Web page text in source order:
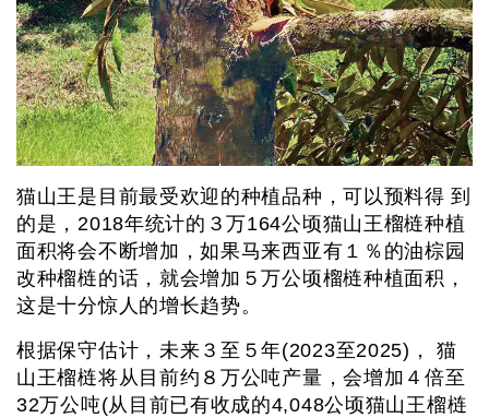
猫山王是目前最受欢迎的种植品种，可以预料得 到
的是，2018年统计的３万164公顷猫山王榴梿种植
面积将会不断增加，如果马来西亚有１％的油棕园
改种榴梿的话，就会增加５万公顷榴梿种植面积，
这是十分惊人的增长趋势。
根据保守估计，未来３至５年(2023至2025)， 猫
山王榴梿将从目前约８万公吨产量，会增加４倍至
32万公吨(从目前已有收成的4,048公顷猫山王榴梿